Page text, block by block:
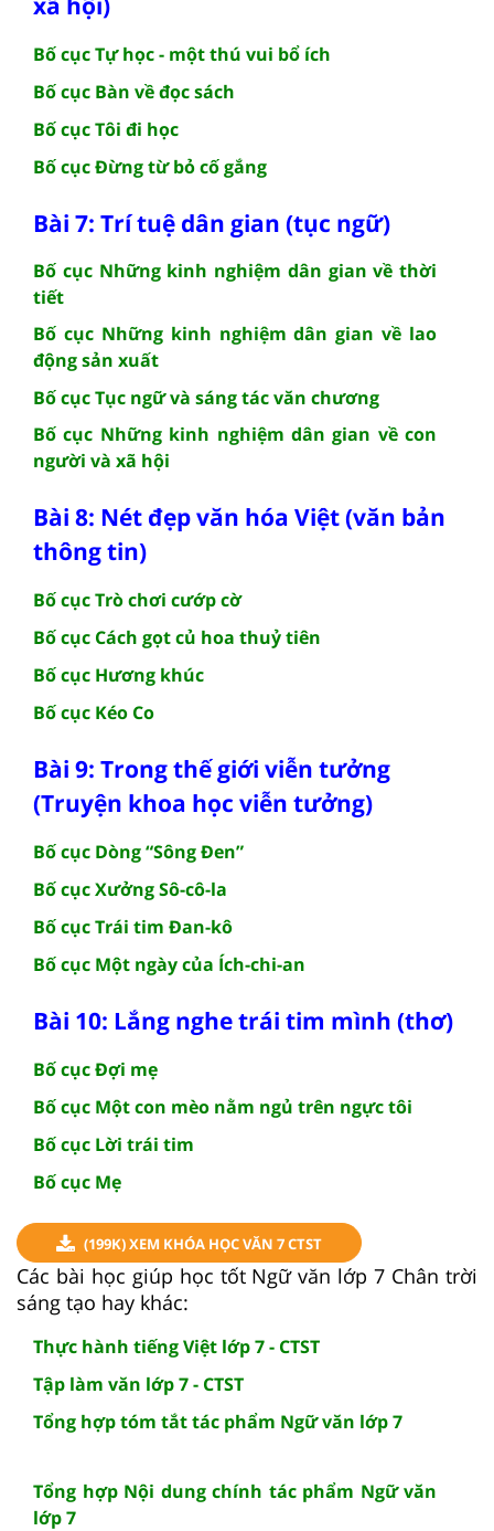
Bố cục Tự học - một thú vui bổ ích
Bố cục Bàn về đọc sách
Bố cục Tôi đi học
Bố cục Đừng từ bỏ cố gắng
Bài 7: Trí tuệ dân gian (tục ngữ)
Bố cục Những kinh nghiệm dân gian về thời
tiết
Bố cục Những kinh nghiệm dân gian về lao
động sản xuất
Bố cục Tục ngữ và sáng tác văn chương
Bố cục Những kinh nghiệm dân gian về con
người và xã hội
Bài 8: Nét đẹp văn hóa Việt (văn bản
thông tin)
Bố cục Trò chơi cướp cờ
Bố cục Cách gọt củ hoa thuỷ tiên
Bố cục Hương khúc
Bố cục Kéo Co
Bài 9: Trong thế giới viễn tưởng
(Truyện khoa học viễn tưởng)
Bố cục Dòng “Sông Đen”
Bố cục Xưởng Sô-cô-la
Bố cục Trái tim Đan-kô
Bố cục Một ngày của Ích-chi-an
Bài 10: Lắng nghe trái tim mình (thơ)
Bố cục Đợi mẹ
Bố cục Một con mèo nằm ngủ trên ngực tôi
Bố cục Lời trái tim
Bố cục Mẹ
(199K) XEM KHÓA HỌC VĂN 7 CTST
Các bài học giúp học tốt Ngữ văn lớp 7 Chân trời
sáng tạo hay khác:
Thực hành tiếng Việt lớp 7 - CTST
Tập làm văn lớp 7 - CTST
Tổng hợp tóm tắt tác phẩm Ngữ văn lớp 7
Tổng hợp Nội dung chính tác phẩm Ngữ văn
lớp 7